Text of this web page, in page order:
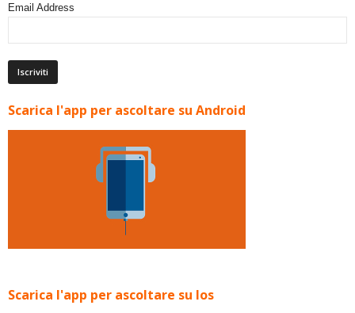
Email Address
Scarica l'app per ascoltare su Android
Scarica l'app per ascoltare su Ios